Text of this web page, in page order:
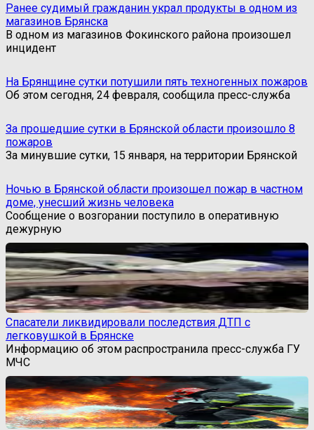
Ранее судимый гражданин украл продукты в одном из
магазинов Брянска
В одном из магазинов Фокинского района произошел
инцидент
На Брянщине сутки потушили пять техногенных пожаров
Об этом сегодня, 24 февраля, сообщила пресс-служба
За прошедшие сутки в Брянской области произошло 8
пожаров
За минувшие сутки, 15 января, на территории Брянской
Ночью в Брянской области произошел пожар в частном
доме, унесший жизнь человека
Сообщение о возгорании поступило в оперативную
дежурную
Спасатели ликвидировали последствия ДТП с
легковушкой в Брянске
Информацию об этом распространила пресс-служба ГУ
МЧС